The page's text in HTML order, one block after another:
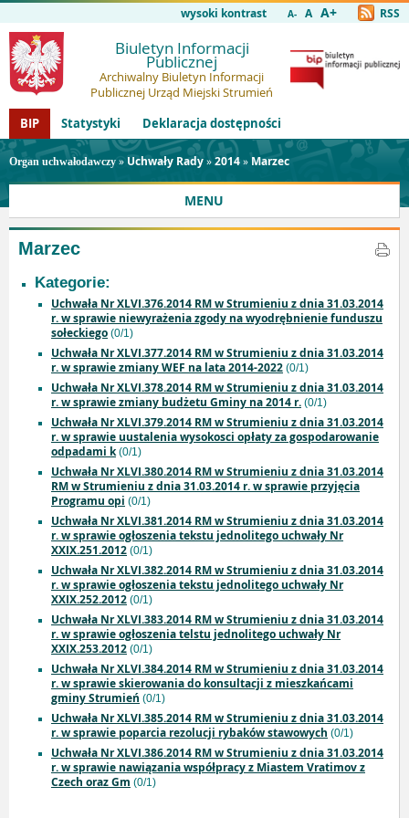
wysoki kontrast A- A A+ RSS
Biuletyn Informacji
Publicznej
Archiwalny Biuletyn Informacji
Publicznej Urząd Miejski Strumień
BIP
Statystyki Deklaracja dostępności
Organ uchwałodawczy » Uchwały Rady»2014»Marzec
MENU
Marzec
Kategorie:
Uchwała Nr XLVI.376.2014 RM w Strumieniu z dnia 31.03.2014
r. w sprawie niewyrażenia zgody na wyodrębnienie funduszu
sołeckiego (0/1)
Uchwała Nr XLVI.377.2014 RM w Strumieniu z dnia 31.03.2014
r. w sprawie zmiany WEF na lata 2014-2022 (0/1)
Uchwała Nr XLVI.378.2014 RM w Strumieniu z dnia 31.03.2014
r. w sprawie zmiany budżetu Gminy na 2014 r. (0/1)
Uchwała Nr XLVI.379.2014 RM w Strumieniu z dnia 31.03.2014
r. w sprawie uustalenia wysokosci opłaty za gospodarowanie
odpadami k(0/1)
Uchwała Nr XLVI.380.2014 RM w Strumieniu z dnia 31.03.2014
RM w Strumieniu z dnia 31.03.2014 r. w sprawie przyjęcia
Programu opi (0/1)
Uchwała Nr XLVI.381.2014 RM w Strumieniu z dnia 31.03.2014
r. w sprawie ogłoszenia tekstu jednolitego uchwały Nr
XXIX.251.2012 (0/1)
Uchwała Nr XLVI.382.2014 RM w Strumieniu z dnia 31.03.2014
r. w sprawie ogłoszenia tekstu jednolitego uchwały Nr
XXIX.252.2012 (0/1)
Uchwała Nr XLVI.383.2014 RM w Strumieniu z dnia 31.03.2014
r. w sprawie ogłoszenia telstu jednolitego uchwały Nr
XXIX.253.2012 (0/1)
Uchwała Nr XLVI.384.2014 RM w Strumieniu z dnia 31.03.2014
r. w sprawie skierowania do konsultacji z mieszkańcami
gminy Strumień (0/1)
Uchwała Nr XLVI.385.2014 RM w Strumieniu z dnia 31.03.2014
r. w sprawie poparcia rezolucji rybaków stawowych (0/1)
Uchwała Nr XLVI.386.2014 RM w Strumieniu z dnia 31.03.2014
r. w sprawie nawiązania współpracy z Miastem Vratimov z
Czech oraz Gm (0/1)